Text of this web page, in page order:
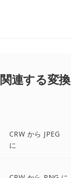
関連する変換
CRW から JPEG
に